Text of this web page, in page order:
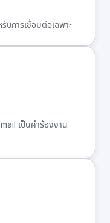
การเชื่อมต่อเฉพาะ
เป็นคำร้องงาน